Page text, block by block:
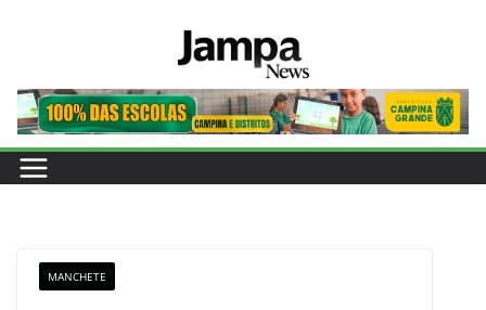
conteúdo
MANCHETE